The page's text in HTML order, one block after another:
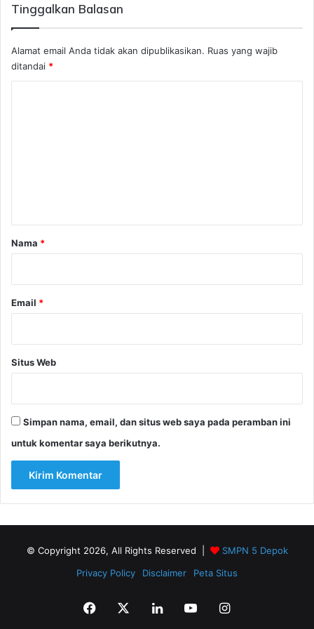
Tinggalkan Balasan
Alamat email Anda tidak akan dipublikasikan. Ruas yang wajib
ditandai *
r
Nama *
Email *
Situs Web
Simpan nama, email, dan situs web saya pada peramban ini
untuk komentar saya berikutnya.
© Copyright 2026, All Rights Reserved |
SMPN 5 Depok
Privacy Policy
Disclaimer Peta Situs
Facebook LinkedInYouTubeInstagram